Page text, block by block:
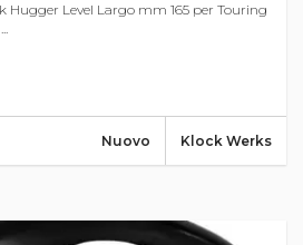
Hugger Level Largo mm 165 per Touring
Klock Werks
Nuovo